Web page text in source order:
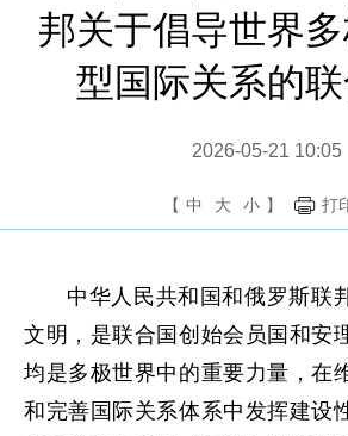
邦关于倡导世界
型国际关系的
2026-05-21 10:05
【 中 大 小 】 打
中华人民共和国和俄罗斯联
文明，是联合国创始会员国和安
均是多极世界中的重要力量，在
和完善国际关系体系中发挥建设